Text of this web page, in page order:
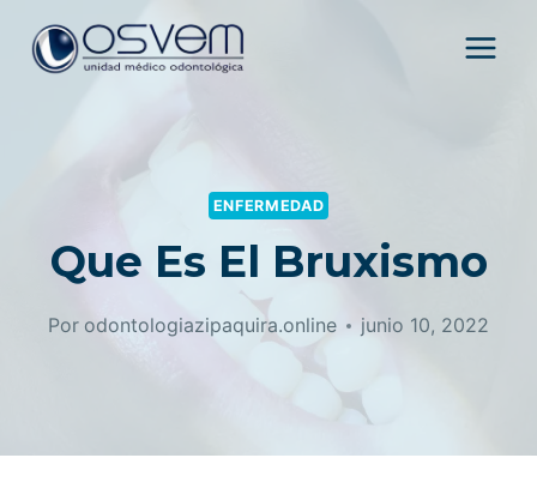
contenido
ENFERMEDAD
Que Es El Bruxismo
Por odontologiazipaquira.online junio 10, 2022